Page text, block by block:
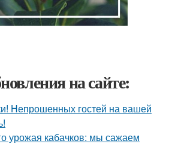
на сайте:
Непрошенных гостей на вашей
урожая кабачков: мы сажаем